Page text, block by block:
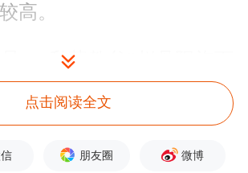
高。
，“私募教父”赵丹阳旗下
入公司前十大流通股东名
第八和第九位。
点击阅读全文
朋友圈 微博